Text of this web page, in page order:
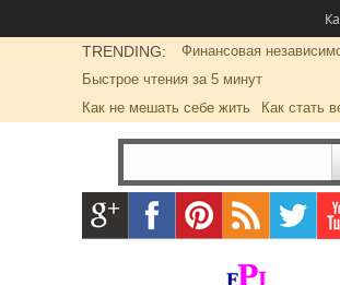
TRENDING:
Финансовая
Быстрое чтения за 5 минут
Как не мешать себе жить
Как стать